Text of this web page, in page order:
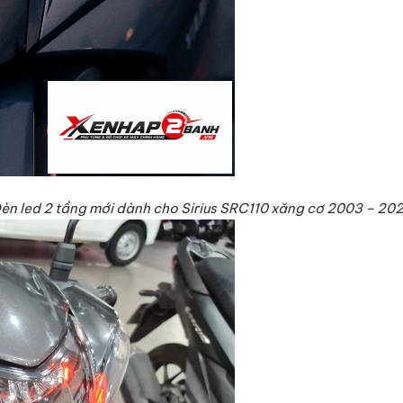
led 2 tầng mới dành cho Sirius SRC110 xăng cơ 2003 –